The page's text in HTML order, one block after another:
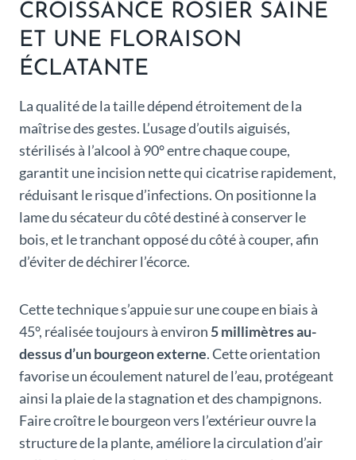
CROISSANCE ROSIER SAINE
ET UNE FLORAISON
ÉCLATANTE
La qualité de la taille dépend étroitement de la
maîtrise des gestes. L’usage d’outils aiguisés,
stérilisés à l’alcool à 90° entre chaque coupe,
garantit une incision nette qui cicatrise rapidement,
réduisant le risque d’infections. On positionne la
lame du sécateur du côté destiné à conserver le
bois, et le tranchant opposé du côté à couper, afin
d’éviter de déchirer l’écorce.
Cette technique s’appuie sur une coupe en biais à
45°, réalisée toujours à environ 5 millimètres au-
dessus d’un bourgeon externe. Cette orientation
favorise un écoulement naturel de l’eau, protégeant
ainsi la plaie de la stagnation et des champignons.
Faire croître le bourgeon vers l’extérieur ouvre la
structure de la plante, améliore la circulation d’air